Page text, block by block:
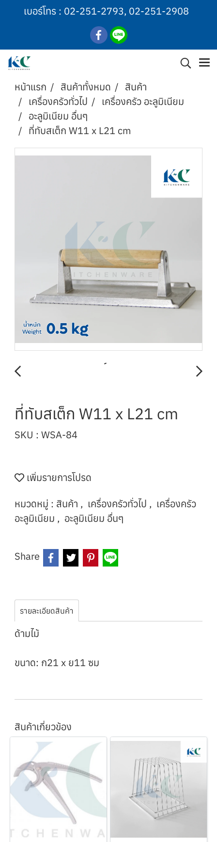
เบอร์โทร : 02-251-2793, 02-251-2908
หน้าแรก สินค้าทั้งหมด
สินค้า
เครื่องครัวทั่วไป
เครื่องครัว อะลูมิเนียม
อะลูมิเนียม อื่นๆ
ที่ทับสเต็ก W11 x L21 cm
ที่ทับสเต็ก W11 x L21 cm
SKU : WSA-84
เพิ่มรายการโปรด
หมวดหมู่ : สินค้า , เครื่องครัวทั่วไป , เครื่องครัว
อะลูมิเนียม , อะลูมิเนียม อื่นๆ
Share
รายละเอียดสินค้า
ด้ามไม้
ขนาด: ก21 x ย11 ซม
สินค้าเกี่ยวข้อง